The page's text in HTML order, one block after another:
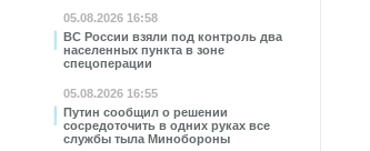
05.08.2026 16:58
ВС России взяли под контроль два
населенных пункта в зоне
спецоперации
05.08.2026 16:55
Путин сообщил о решении
сосредоточить в одних руках все
службы тыла Минобороны